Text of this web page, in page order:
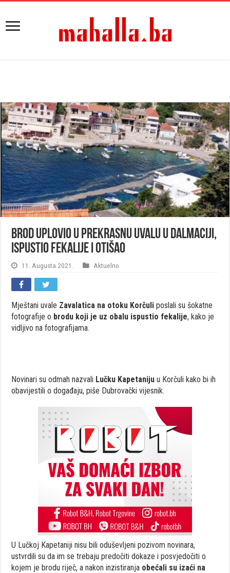
Brod uplovio u prekrasnu uvalu u Dalmaciji,
ispustio fekalije i otišao
11. Augusta 2021. Aktuelno
Mještani uvale Zavalatica na otoku Korčuli poslali su šokatne
fotografije o brodu koji je uz obalu ispustio fekalije, kako je
vidljivo na fotografijama.
Novinari su odmah nazvali Lučku Kapetaniju u Korčuli kako bi ih
obavijestili o događaju, piše Dubrovački vijesnik.
U Lučkoj Kapetaniji nisu bili oduševljeni pozivom novinara,
ustvrdili su da im se trebaju predočiti dokaze i posvjedočiti o
kojem je brodu riječ, a nakon inzistiranja obećali su izaći na